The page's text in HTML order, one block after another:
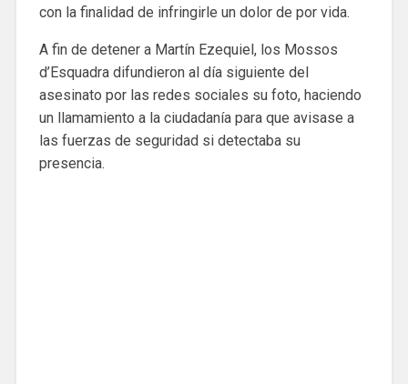
con la finalidad de infringirle un dolor de por vida.
A fin de detener a Martín Ezequiel, los Mossos
d’Esquadra difundieron al día siguiente del
asesinato por las redes sociales su foto, haciendo
un llamamiento a la ciudadanía para que avisase a
las fuerzas de seguridad si detectaba su
presencia.